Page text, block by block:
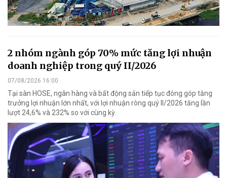
2 nhóm ngành góp 70% mức tăng lợi nhuận
doanh nghiệp trong quý II/2026
07/08/2026 16:00
Tại sàn HOSE, ngân hàng và bất động sản tiếp tục đóng góp tăng
trưởng lợi nhuận lớn nhất, với lợi nhuận ròng quý II/2026 tăng lần
lượt 24,6% và 232% so với cùng kỳ.